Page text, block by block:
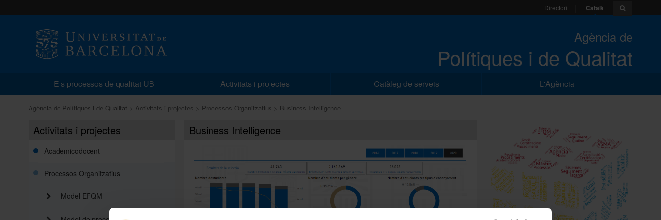
Directori Català
Agència de
Polítiques i de Qualitat
Els processos de qualitat UB Activitats i projectes Catàleg de serveis L'Agència
Agència de Polítiques i de Qualitat Activitats i projectes Processos Organitzatius Business Intelligence
Activitats i projectes
Academicodocent
Processos Organitzatius
Model EFQM
Business Intelligence